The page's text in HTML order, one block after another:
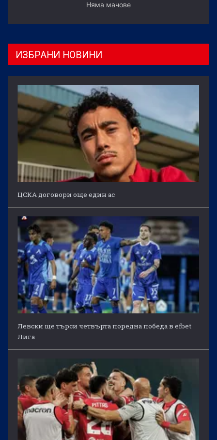
Няма мачове
ИЗБРАНИ НОВИНИ
ЦСКА договори още един ас
Левски ще търси четвърта поредна победа в efbet
Лига